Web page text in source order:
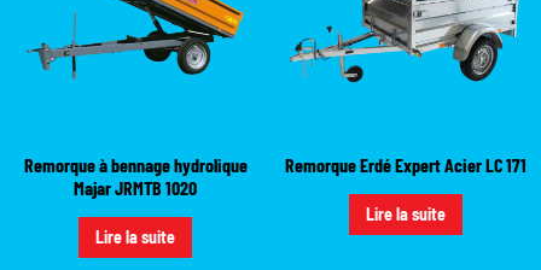
Remorque à bennage hydrolique
Majar JRMTB 1020
Lire la suite
Remorque Erdé Expert Acier LC 171
Lire la suite